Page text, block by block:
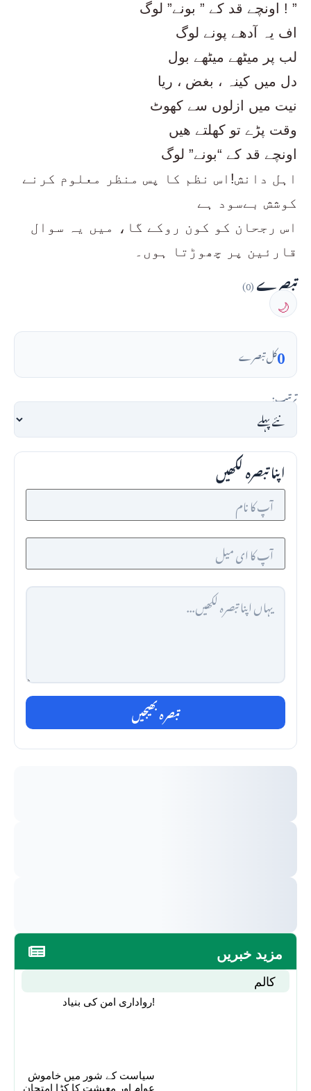
مزید خبریں
کالم
رواداری امن کی بنیاد!
سیاست کے شور میں خاموش
عوام اور معیشت کا کڑا امتحان
اونچے قد کے ” بونے” لوگ ! ”
اف یہ آدھے پونے لوگ
لب پر میٹھے میٹھے بول
دل میں کینہ ، بغض ، ریا
نیت میں ازلوں سے کھوٹ
وقت پڑے تو کھلتے ھیں
اونچے قد کے “بونے” لوگ
اہل دانش!اس نظم کا پس منظر معلوم کرنے
کوشش بےسود ہے
اس رجحان کو کون روکے گا، میں یہ سوال
قارئین پر چھوڑتا ہوں۔
تبصرے(0)
🌙
0کل تبصرے
ترتیب:
اپنا تبصرہ لکھیں
تبصرہ بھیجیں